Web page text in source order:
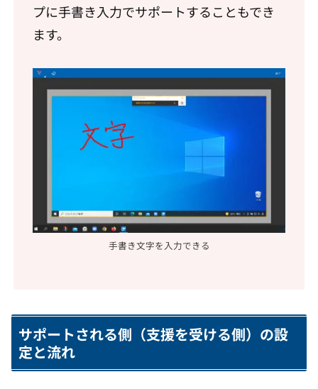
プに手書き入力でサポートすることもでき
ます。
手書き文字を入力できる
サポートされる側（支援を受ける側）の設
定と流れ